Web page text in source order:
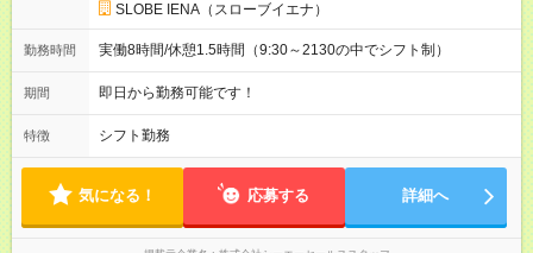
SLOBE IENA（スローブイエナ）
勤務時間 実働8時間/休憩1.5時間（9:30～2130の中でシフト制）
期間 即日から勤務可能です！
特徴 シフト勤務
気になる！ 応募する 詳細へ